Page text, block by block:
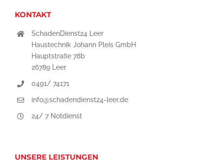
KONTAKT
SchadenDienst24 Leer
Haustechnik Johann Pleis GmbH
Hauptstraße 78b
26789 Leer
0491/ 74171
info@schadendienst24-leer.de
24/ 7 Notdienst
UNSERE LEISTUNGEN